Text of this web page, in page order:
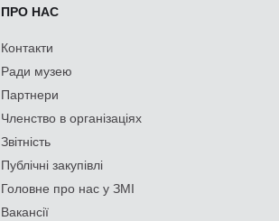
ПРО НАС
Контакти
Ради музею
Партнери
Членство в організаціях
Звітність
Публічні закупівлі
Головне про нас у ЗМІ
Вакансії